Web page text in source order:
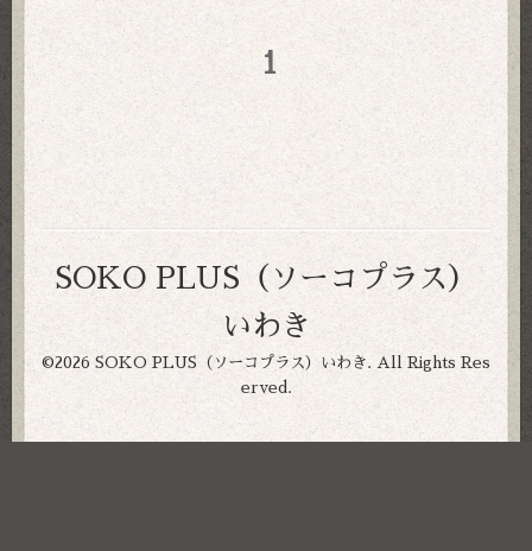
1
SOKO PLUS（ソーコプラス）
いわき
©2026 SOKO PLUS（ソーコプラス）いわき. All Rights Res
erved.